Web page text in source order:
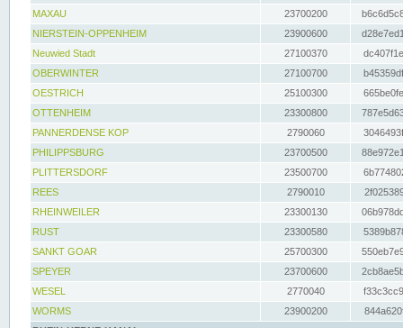
MAXAU
23700200
NIERSTEIN-OPPENHEIM
23900600
Neuwied Stadt
27100370
OBERWINTER
27100700
OESTRICH
25100300
OTTENHEIM
23300800
PANNERDENSE KOP
2790060
PHILIPPSBURG
23700500
PLITTERSDORF
23500700
REES
2790010
RHEINWEILER
23300130
RUST
23300580
SANKT GOAR
25700300
SPEYER
23700600
WESEL
2770040
WORMS
23900200